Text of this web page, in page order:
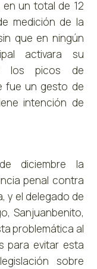
en un total de 12
medición de la
que en ningún
activara su
los picos de
fue un gesto de
intención de
diciembre la
penal contra
y el delegado de
Sanjuanbenito,
problemática al
para evitar esta
sobre